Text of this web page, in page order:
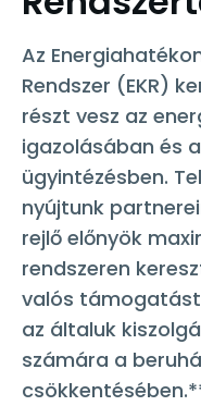
Az
Rendszer (EKR)
részt vesz az
igazolásában és
ügyintézésben.
nyújtunk
rejlő előnyök
rendszeren
valós
az általuk
számára a